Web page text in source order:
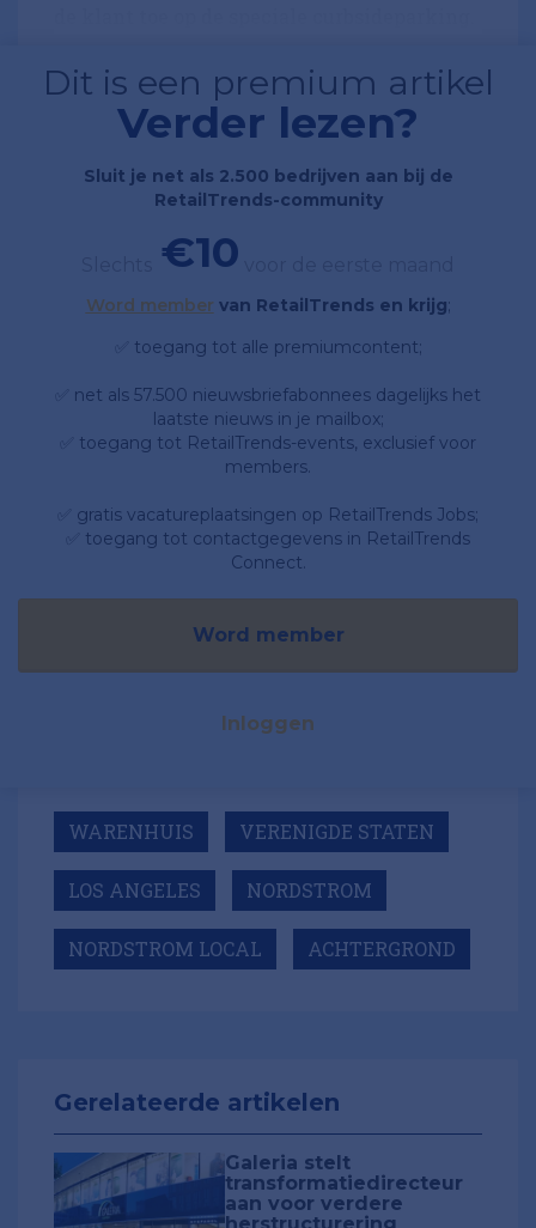
Dit is een premium artikel
Verder lezen?
Sluit je net als 2.500 bedrijven aan bij de
RetailTrends-community
€10
Word member van RetailTrends en krijg;
✅ toegang tot alle premiumcontent;
✅ net als 57.500 nieuwsbriefabonnees dagelijks het
laatste nieuws in je mailbox;
✅ toegang tot RetailTrends-events, exclusief voor
members.
✅ gratis vacatureplaatsingen op RetailTrends Jobs;
✅ toegang tot contactgegevens in RetailTrends
Connect.
Word member
Inloggen
WARENHUIS VERENIGDE STATEN
LOS ANGELES NORDSTROM
NORDSTROM LOCAL ACHTERGROND
Gerelateerde artikelen
Galeria stelt
transformatiedirecteur
aan voor verdere